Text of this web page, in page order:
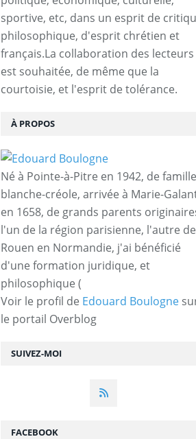
SUIVEZ-MOI
sportive, etc, dans un esprit de
philosophique, d'esprit chrétien et
français.La collaboration des lecteurs
est souhaitée, de même que la
courtoisie, et l'esprit de tolérance.
À PROPOS
Né à Pointe-à-Pitre en 1942, de famille
blanche-créole, arrivée à Marie-
en 1658, de grands parents
l'un de la région parisienne, l'autre de
Rouen en Normandie, j'ai bénéficié
d'une formation juridique, et
philosophique (
Voir le profil de Edouard Boulogne
le portail Overblog
FACEBOOK